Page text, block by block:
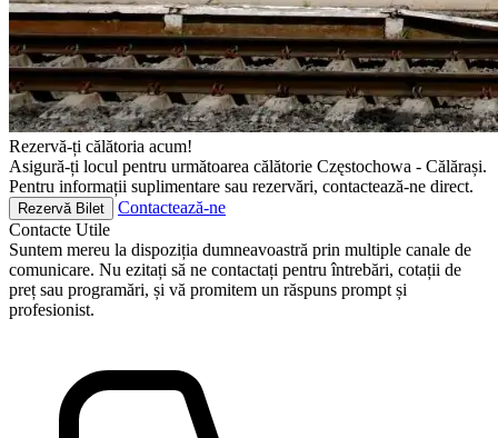
Rezervă-ți călătoria acum!
Asigură-ți locul pentru următoarea călătorie Częstochowa - Călărași.
Pentru informații suplimentare sau rezervări, contactează-ne direct.
Rezervă Bilet
Contactează-ne
Contacte Utile
Suntem mereu la dispoziția dumneavoastră prin multiple canale de
comunicare. Nu ezitați să ne contactați pentru întrebări, cotații de
preț sau programări, și vă promitem un răspuns prompt și
profesionist.